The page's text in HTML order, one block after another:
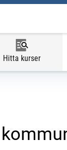
Hitta kurser